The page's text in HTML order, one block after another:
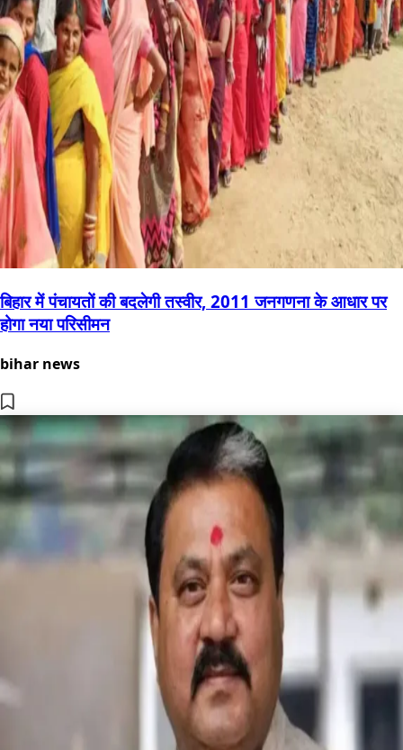
बिहार में पंचायतों की बदलेगी तस्वीर, 2011 जनगणना के आधार पर
होगा नया परिसीमन
bihar news